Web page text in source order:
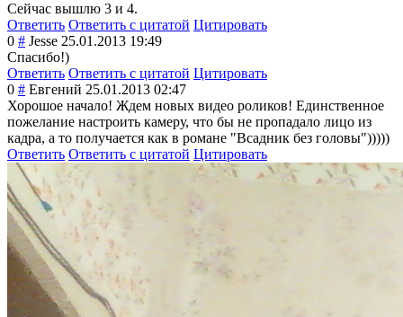
Сейчас вышлю 3 и 4.
Ответить Ответить с цитатой Цитировать
0 # Jesse 25.01.2013 19:49
Спасибо!)
Ответить Ответить с цитатой Цитировать
0 # Евгений 25.01.2013 02:47
Хорошое начало! Ждем новых видео роликов! Единственное
пожелание настроить камеру, что бы не пропадало лицо из
кадра, а то получается как в романе "Всадник без головы")))))
Ответить Ответить с цитатой Цитировать